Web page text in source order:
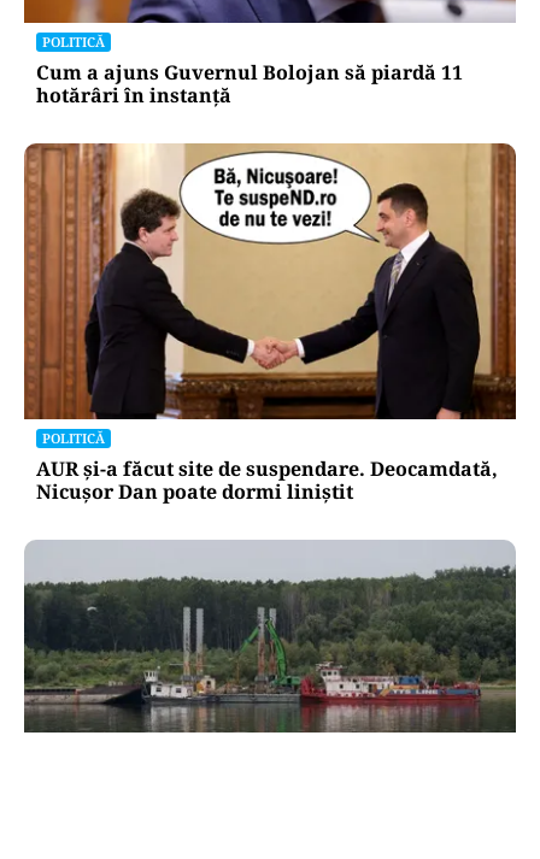
POLITICĂ
Cum a ajuns Guvernul Bolojan să piardă 11
hotărâri în instanță
POLITICĂ
AUR și-a făcut site de suspendare. Deocamdată,
Nicușor Dan poate dormi liniștit